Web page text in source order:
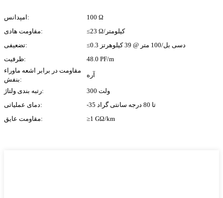
امپدانس:
100 Ω
مقاومت هادی:
≤23 Ω/کیلومتر
تضعیفی:
≤0.3 دسی بل/100 متر @ 39 کیلوهرتز
ظرفیت:
48.0 PF/m
مقاومت در برابر اشعه ماوراء
بنفش:
آره
رتبه بندی ولتاژ:
300 ولت
دمای عملیاتی:
-35 تا 80 درجه سانتی گراد
مقاومت عایق:
≥1 GΩ/km